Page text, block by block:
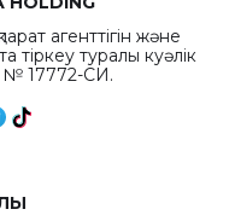
агенттігін және
тіркеу туралы куәлік
№ 17772-СИ.